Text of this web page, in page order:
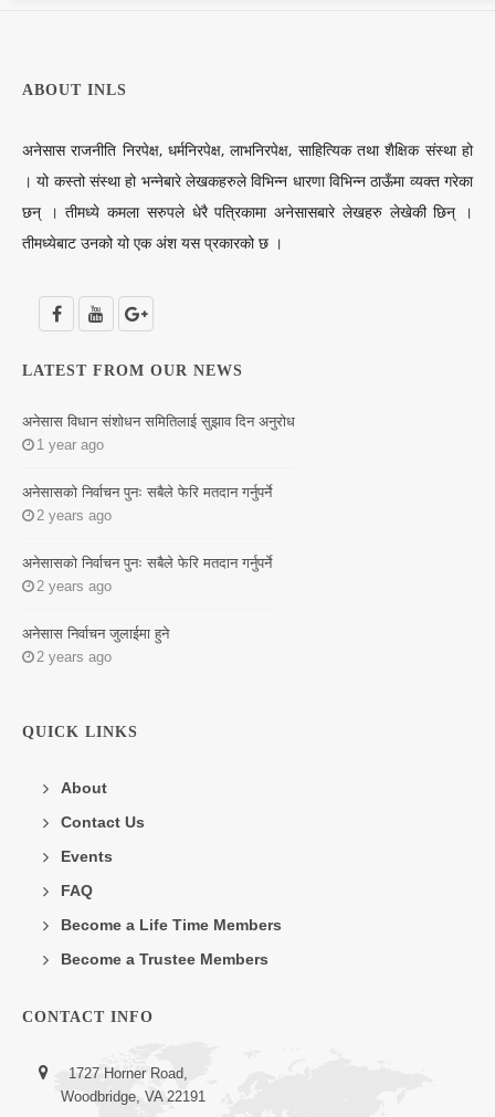
ABOUT INLS
अनेसास राजनीति निरपेक्ष, धर्मनिरपेक्ष, लाभनिरपेक्ष, साहित्यिक तथा शैक्षिक संस्था हो
। यो कस्तो संस्था हो भन्नेबारे लेखकहरुले विभिन्न धारणा विभिन्न ठाऊँमा व्यक्त गरेका
छन् । तीमध्ये कमला सरुपले धेरै पत्रिकामा अनेसासबारे लेखहरु लेखेकी छिन् ।
तीमध्येबाट उनको यो एक अंश यस प्रकारको छ ।
LATEST FROM OUR NEWS
अनेसास विधान संशोधन समितिलाई सुझाव दिन अनुरोध
1 year ago
अनेसासको निर्वाचन पुनः सबैले फेरि मतदान गर्नुपर्ने
2 years ago
अनेसासको निर्वाचन पुनः सबैले फेरि मतदान गर्नुपर्ने
2 years ago
अनेसास निर्वाचन जुलाईमा हुने
2 years ago
QUICK LINKS
About
Contact Us
Events
FAQ
Become a Life Time Members
Become a Trustee Members
CONTACT INFO
1727 Horner Road,
Woodbridge, VA 22191